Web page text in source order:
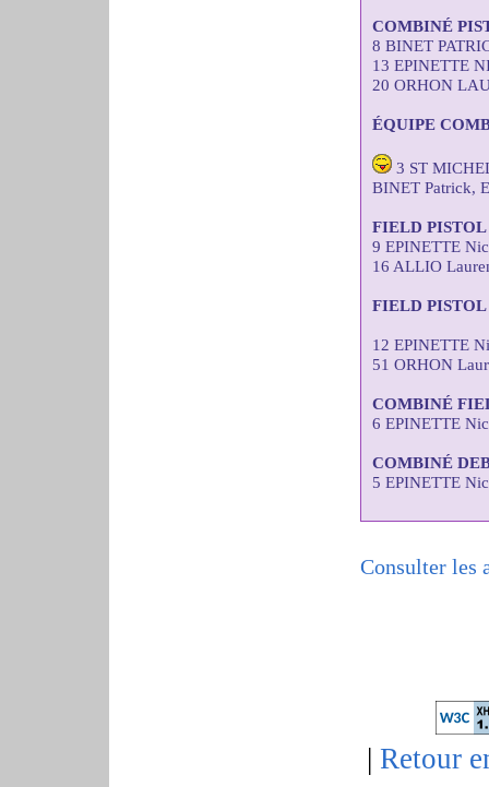
COMBINÉ
8 BINET
13 EPINETTE
20 ORHON
ÉQUIPE
3 ST
BINET Patrick,
FIELD
9 EPINETTE
16 ALLIO
FIELD
12 EPINETTE
51 ORHON
COMBINÉ
6 EPINETTE
COMBINÉ
5 EPINETTE
Consulter les
| Retour